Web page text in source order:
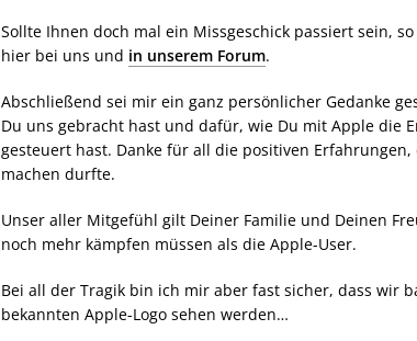
Sollte Ihnen doch mal ein Missgeschick passiert sein,
hier bei uns und in unserem Forum.
Abschließend sei mir ein ganz persönlicher Gedanke
Du uns gebracht hast und dafür, wie Du mit Apple die
gesteuert hast. Danke für all die positiven
machen durfte.
Unser aller Mitgefühl gilt Deiner Familie und Deinen
noch mehr kämpfen müssen als die Apple-User.
Bei all der Tragik bin ich mir aber fast sicher, dass wir
bekannten Apple-Logo sehen werden…